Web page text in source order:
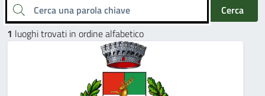
Cerca una parola chiave
Cerca
1 luoghi trovati in ordine alfabetico